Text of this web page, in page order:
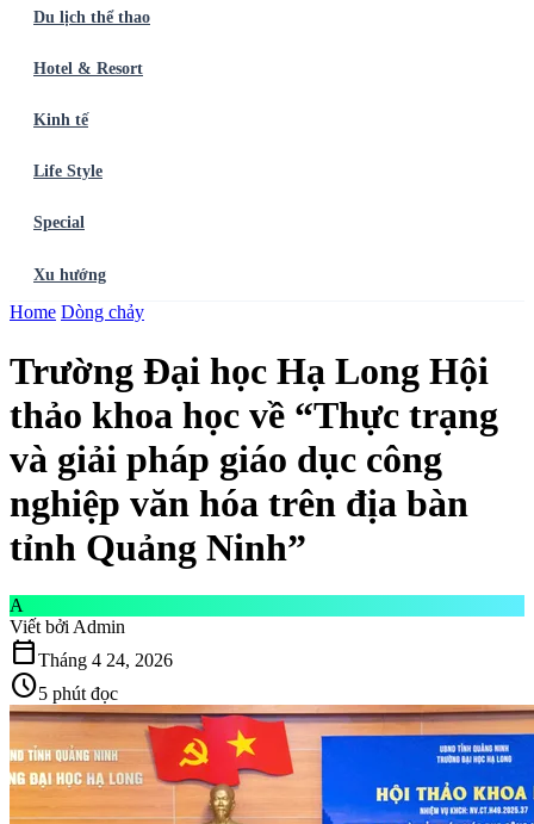
Du lịch thể thao
Hotel & Resort
Kinh tế
Life Style
Special
Xu hướng
Trang chủẨm thực
KÝ NGAY
Home Dòng chảy
Trường Đại học Hạ Long Hội
thảo khoa học về “Thực trạng
và giải pháp giáo dục công
nghiệp văn hóa trên địa bàn
tỉnh Quảng Ninh”
A
Viết bởi Admin
calendar_todayTháng 4 24, 2026
schedule5 phút đọc